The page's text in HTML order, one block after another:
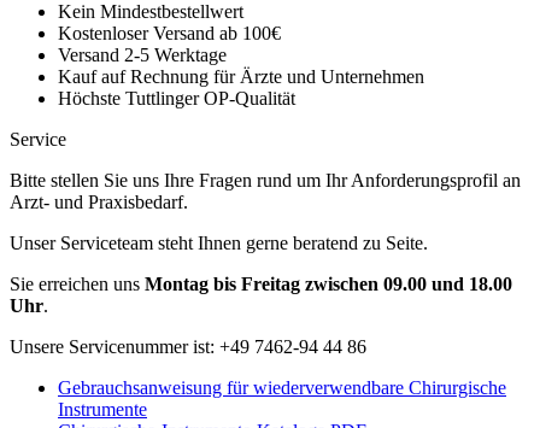
Kein Mindestbestellwert
Kostenloser Versand ab 100€
Versand 2-5 Werktage
Kauf auf Rechnung für Ärzte und Unternehmen
Höchste Tuttlinger OP-Qualität
Service
Bitte stellen Sie uns Ihre Fragen rund um Ihr Anforderungsprofil an
Arzt- und Praxisbedarf.
Unser Serviceteam steht Ihnen gerne beratend zu Seite.
Sie erreichen uns Montag bis Freitag zwischen 09.00 und 18.00
Uhr.
Unsere Servicenummer ist: +49 7462-94 44 86
Gebrauchsanweisung für wiederverwendbare Chirurgische
Instrumente